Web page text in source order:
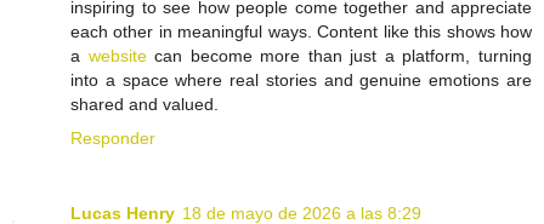
inspiring to see how people come together and appreciate
each other in meaningful ways. Content like this shows how
a websitecan become more than just a platform, turning
into a space where real stories and genuine emotions are
shared and valued.
Responder
Lucas Henry 18 de mayo de 2026 a las 8:29